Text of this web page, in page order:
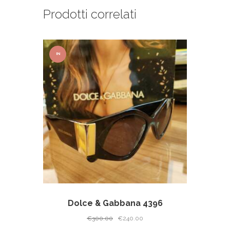
Prodotti correlati
IN
OFFER
TA!
Dolce & Gabbana 4396
€300.00
Il€240.00